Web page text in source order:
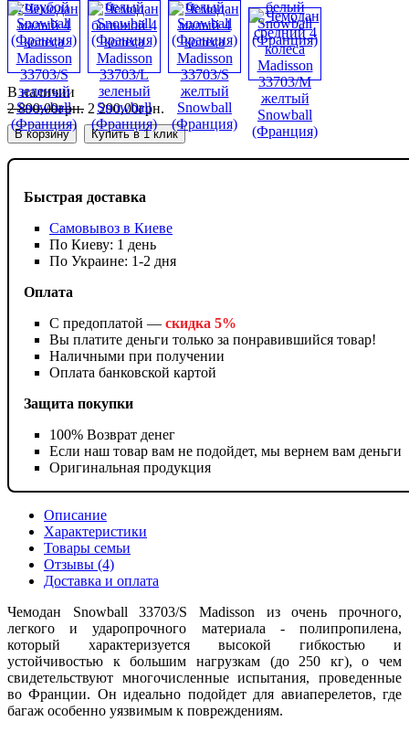
Быстрая доставка
Самовывоз в Киеве
По Киеву: 1 день
По Украине: 1-2 дня
Оплата
С предоплатой — скидка 5%
Вы платите деньги только за понравившийся товар!
Наличными при получении
Оплата банковской картой
Защита покупки
100% Возврат денег
Если наш товар вам не подойдет, мы вернем вам деньги
Оригинальная продукция
В наличии
2 890,00грн. 2 290,00грн.
В корзину Купить в 1 клик
Описание
Характеристики
Товары семьи
Отзывы (4)
Доставка и оплата
Чемодан Snowball 33703/S Madisson из очень прочного,
легкого и ударопрочного материала - полипропилена,
который характеризуется высокой гибкостью и
устойчивостью к большим нагрузкам (до 250 кг), о чем
свидетельствуют многочисленные испытания, проведенные
во Франции. Он идеально подойдет для авиаперелетов, где
багаж особенно уязвимым к повреждениям.